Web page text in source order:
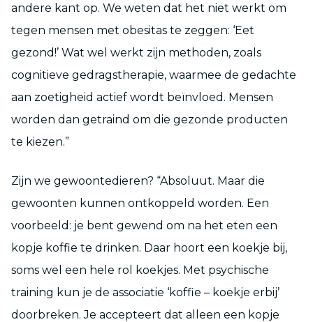
andere kant op. We weten dat het niet werkt om
tegen mensen met obesitas te zeggen: ‘Eet
gezond!’ Wat wel werkt zijn methoden, zoals
cognitieve gedragstherapie, waarmee de gedachte
aan zoetigheid actief wordt beïnvloed. Mensen
worden dan getraind om die gezonde producten
te kiezen.”
Zijn we gewoontedieren? “Absoluut. Maar die
gewoonten kunnen ontkoppeld worden. Een
voorbeeld: je bent gewend om na het eten een
kopje koffie te drinken. Daar hoort een koekje bij,
soms wel een hele rol koekjes. Met psychische
training kun je de associatie ‘koffie – koekje erbij’
doorbreken. Je accepteert dat alleen een kopje